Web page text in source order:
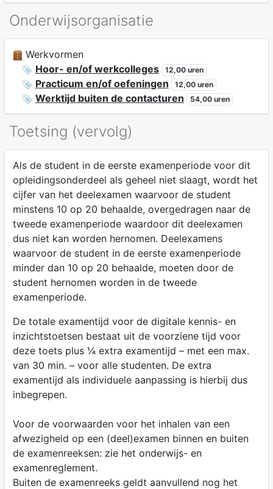
Onderwijsorganisatie
Werkvormen
Hoor- en/of werkcolleges
12,00 uren
Practicum en/of oefeningen 12,00 uren
Werktijd buiten de contacturen 54,00 uren
Toetsing (vervolg)
Als de student in de eerste examenperiode voor dit
opleidingsonderdeel als geheel niet slaagt, wordt het
cijfer van het deelexamen waarvoor de student
minstens 10 op 20 behaalde, overgedragen naar de
tweede examenperiode waardoor dit deelexamen
dus niet kan worden hernomen. Deelexamens
waarvoor de student in de eerste examenperiode
minder dan 10 op 20 behaalde, moeten door de
student hernomen worden in de tweede
examenperiode.
De totale examentijd voor de digitale kennis- en
inzichtstoetsen bestaat uit de voorziene tijd voor
deze toets plus ¼ extra examentijd – met een max.
van 30 min. – voor alle studenten. De extra
examentijd als individuele aanpassing is hierbij dus
inbegrepen.
Voor de voorwaarden voor het inhalen van een
afwezigheid op een (deel)examen binnen en buiten
de examenreeksen: zie het onderwijs- en
examenreglement.
Buiten de examenreeks geldt aanvullend nog het